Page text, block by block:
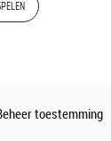
toestemming